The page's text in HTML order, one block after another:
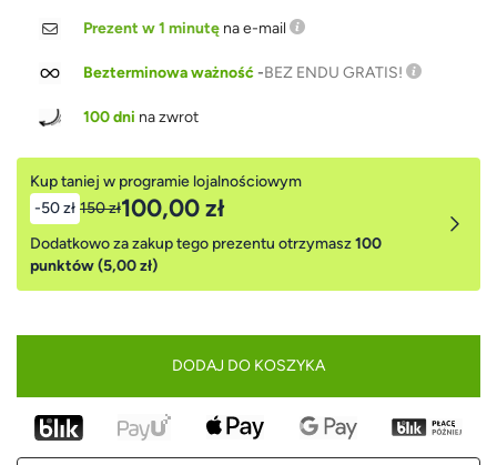
Prezent w 1 minutę na e-mail
Bezterminowa ważność-BEZ ENDU GRATIS!
100 dni na zwrot
Kup taniej w programie lojalnościowym
-50 zł 150 zł100,00 zł
Dodatkowo za zakup tego prezentu otrzymasz100
punktów (5,00 zł)
DODAJ DO KOSZYKA